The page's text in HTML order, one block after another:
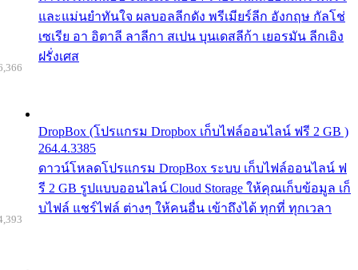
และแม่นยำทันใจ ผลบอลลีกดัง พรีเมียร์ลีก อังกฤษ กัลโช่
เซเรีย อา อิตาลี ลาลีกา สเปน บุนเดสลีก้า เยอรมัน ลีกเอิง
ฝรั่งเศส
DropBox (โปรแกรม Dropbox เก็บไฟล์ออนไลน์ ฟรี 2 GB )
264.4.3385
ดาวน์โหลดโปรแกรม DropBox ระบบ เก็บไฟล์ออนไลน์ ฟ
รี 2 GB รูปแบบออนไลน์ Cloud Storage ให้คุณเก็บข้อมูล เก็
บไฟล์ แชร์ไฟล์ ต่างๆ ให้คนอื่น เข้าถึงได้ ทุกที่ ทุกเวลา